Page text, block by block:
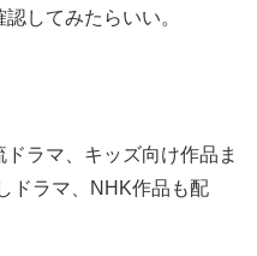
してみたらいい。
ラマ、キッズ向け作品ま
ドラマ、NHK作品も配